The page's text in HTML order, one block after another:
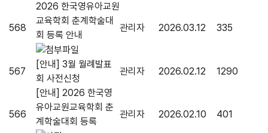
568
2026 한국영유아교원
교육학회 춘계학술대
회 등록 안내
관리자 2026.03.12 335
567
[안내] 3월 월례발표
회 사전신청
관리자 2026.02.12 1290
566
[안내] 2026 한국영
유아교원교육학회 춘
계학술대회 등록
관리자 2026.02.10 401